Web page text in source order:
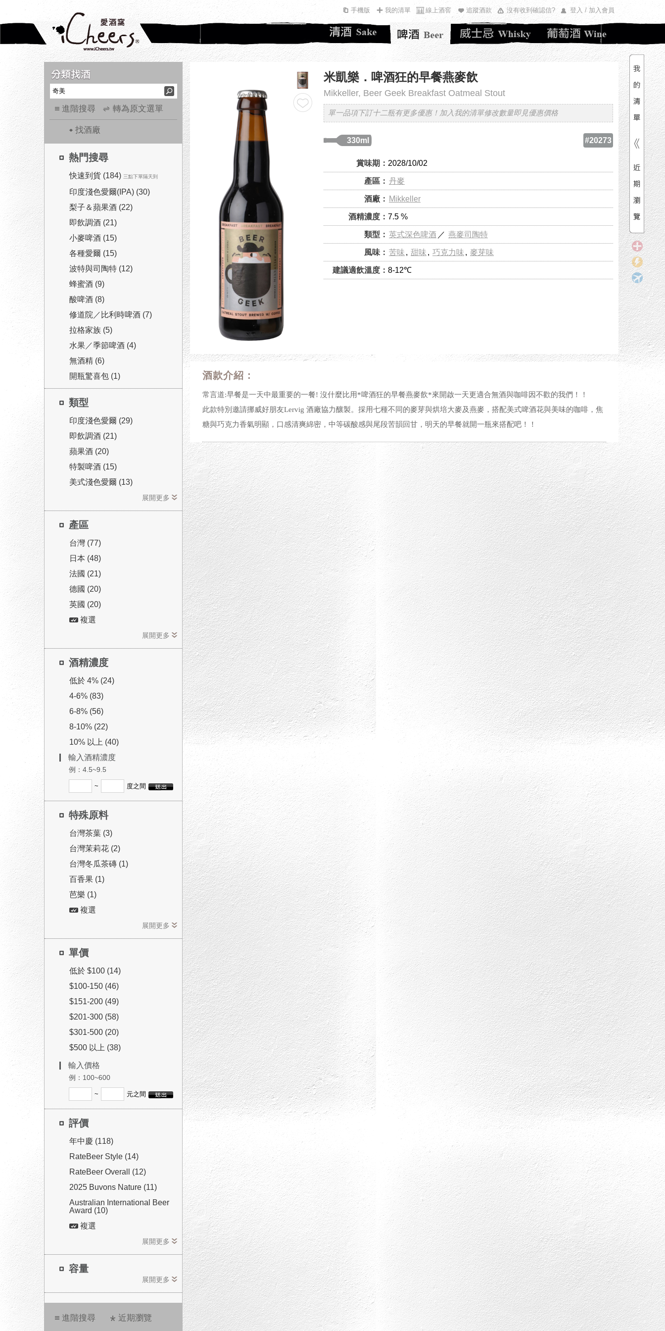
登入 / 加入會員
沒有收到確認信?
追蹤酒款
線上酒窖
我的清單
手機版
清單
總
進階搜尋 轉為原文選單
找酒廠
熱門搜尋
快速到貨 (184) 三點下單隔天到
印度淺色愛爾(IPA) (30)
梨子＆蘋果酒 (22)
即飲調酒 (21)
小麥啤酒 (15)
各種愛爾 (15)
波特與司陶特 (12)
蜂蜜酒 (9)
酸啤酒 (8)
修道院／比利時啤酒 (7)
拉格家族 (5)
水果／季節啤酒 (4)
無酒精 (6)
開瓶驚喜包 (1)
類型
印度淺色愛爾 (29)
即飲調酒 (21)
蘋果酒 (20)
特製啤酒 (15)
美式淺色愛爾 (13)
展開更多
產區
台灣 (77)
日本 (48)
法國 (21)
德國 (20)
英國 (20)
複選
展開更多
酒精濃度
低於 4% (24)
4-6% (83)
6-8% (56)
8-10% (22)
10% 以上 (40)
輸入酒精濃度
例：4.5~9.5
~ 度之間
特殊原料
台灣茶葉 (3)
台灣茉莉花 (2)
台灣冬瓜茶磚 (1)
百香果 (1)
芭樂 (1)
複選
展開更多
單價
低於 $100 (14)
$100-150 (46)
$151-200 (49)
$201-300 (58)
$301-500 (20)
$500 以上 (38)
輸入價格
例：100~600
~ 元之間
評價
年中慶 (118)
RateBeer Style (14)
RateBeer Overall (12)
2025 Buvons Nature (11)
Australian International Beer
Award (10)
複選
展開更多
容量
展開更多
進階搜尋 近期瀏覽
米凱樂．啤酒狂的早餐燕麥飲
Mikkeller, Beer Geek Breakfast Oatmeal Stout
單一品項下訂十二瓶有更多優惠！加入我的清單修改數量即見優惠價格
330ml #20273
賞味期： 2028/10/02
產區： 丹麥
酒廠： Mikkeller
酒精濃度： 7.5 %
類型： 英式深色啤酒 ／ 燕麥司陶特
風味： 苦味 , 甜味 , 巧克力味 , 麥芽味
建議適飲溫度： 8-12℃
酒款介紹：
常言道:早餐是一天中最重要的一餐! 沒什麼比用*啤酒狂的早餐燕麥飲*來開啟一天更適合無酒與咖啡因不歡的我們！！
此款特別邀請挪威好朋友Lervig 酒廠協力釀製。採用七種不同的麥芽與烘培大麥及燕麥，搭配美式啤酒花與美味的咖啡，焦
糖與巧克力香氣明顯，口感清爽綿密，中等碳酸感與尾段苦韻回甘，明天的早餐就開一瓶來搭配吧！！